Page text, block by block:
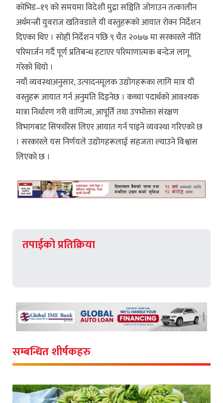
कोभिड–१९ को समयमा विदेशी मुद्रा सञ्चिति जोगाउन तत्कालीन
अर्थमन्त्री युवराज खतिवडाले यी वस्तुहरूको आयात रोक्न निर्देशन
दिएका थिए । सोही निर्देशन पछि ९ चैत २०७७ मा सरकारले नीति
परिमार्जन गर्दै पूर्ण प्रतिबन्ध हटाएर परिमाणात्मक बन्देज लागू
गरेको थियो ।
नयाँ व्यवस्थाअनुसार, उत्पादनमूलक उद्योगहरूका लागि मात्र यी
वस्तुहरू आयात गर्न अनुमति दिइनेछ । कच्चा पदार्थको आवश्यक
मात्रा निर्धारण गरी वाणिज्य, आपूर्ति तथा उपभोक्ता संरक्षण
विभागबाट सिफारिस लिएर आयात गर्न पाइने व्यवस्था गरिएको छ
। सरकारले यस निर्णयले उद्योगहरूलाई सहजता ल्याउने विश्वास
लिएको छ ।
तपाईको प्रतिक्रिया
सम्बन्धित शीर्षकहरु